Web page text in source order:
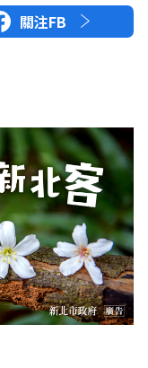
關注FB